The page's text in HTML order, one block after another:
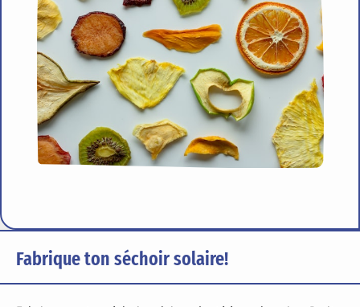
Fabrique ton séchoir solaire!